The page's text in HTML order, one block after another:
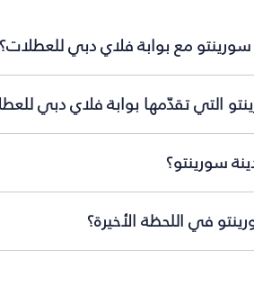
مع بوابة فلاي دبي للعطلات؟
التي تقدّمها بوابة فلاي دبي
سورينتو؟
في اللحظة الأخيرة؟